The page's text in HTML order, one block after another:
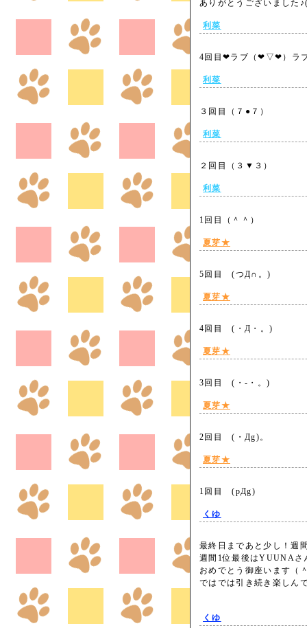
ありがとうございまし
利菜
4回目❤ラブ（❤▽❤）
利菜
３回目（７●７）
利菜
２回目（３▼３）
利菜
1回目（＾＾）
夏芽★
5回目 (つД∩。)
夏芽★
4回目 (・Д・。)
夏芽★
3回目 (・-・。)
夏芽★
2回目 (・Дg)。
夏芽★
1回目 (pДg)
くゆ
最終日まであと少し！週
週間1位最後はYUUNAさ
おめでとう御座います
ではでは引き続き楽し
くゆ